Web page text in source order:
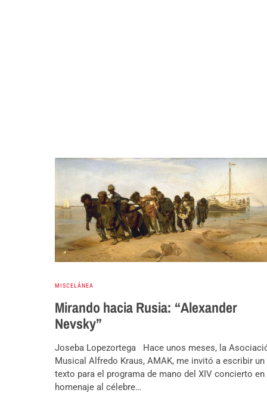
MISCELÁNEA
Mirando hacia Rusia: “Alexander
Nevsky”
Joseba Lopezortega Hace unos meses, la
Musical Alfredo Kraus, AMAK, me invitó a escribir un
texto para el programa de mano del XIV concierto en
homenaje al célebre…